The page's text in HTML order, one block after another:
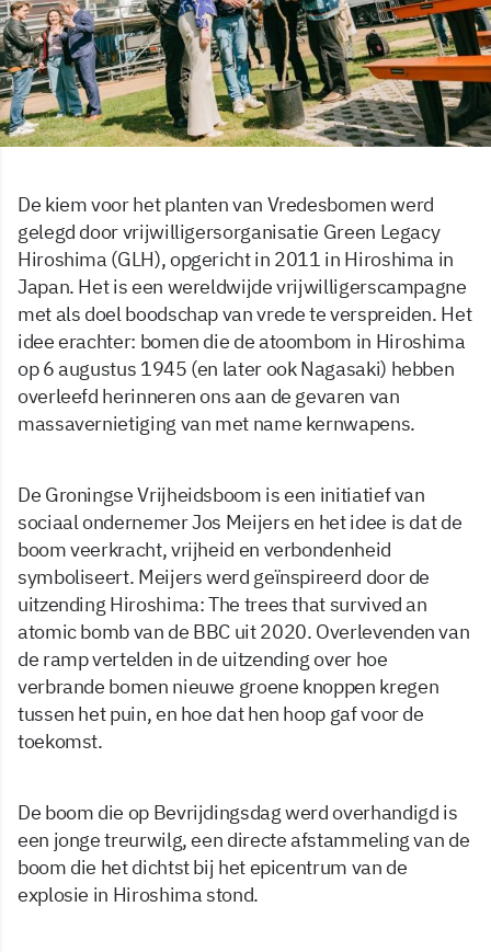
De kiem voor het planten van Vredesbomen werd
gelegd door vrijwilligersorganisatie Green Legacy
Hiroshima (GLH), opgericht in 2011 in Hiroshima in
Japan. Het is een wereldwijde vrijwilligerscampagne
met als doel boodschap van vrede te verspreiden. Het
idee erachter: bomen die de atoombom in Hiroshima
op 6 augustus 1945 (en later ook Nagasaki) hebben
overleefd herinneren ons aan de gevaren van
massavernietiging van met name kernwapens.
De Groningse Vrijheidsboom is een initiatief van
sociaal ondernemer Jos Meijers en het idee is dat de
boom veerkracht, vrijheid en verbondenheid
symboliseert. Meijers werd geïnspireerd door de
uitzending Hiroshima: The trees that survived an
atomic bomb van de BBC uit 2020. Overlevenden van
de ramp vertelden in de uitzending over hoe
verbrande bomen nieuwe groene knoppen kregen
tussen het puin, en hoe dat hen hoop gaf voor de
toekomst.
De boom die op Bevrijdingsdag werd overhandigd is
een jonge treurwilg, een directe afstammeling van de
boom die het dichtst bij het epicentrum van de
explosie in Hiroshima stond.